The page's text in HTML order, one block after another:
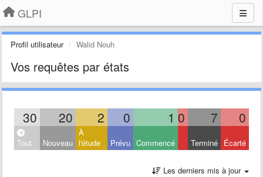
GLPI
Profil utilisateur Walid Nouh
Vos requêtes par états
30 20 2 0 1 0 7 0
Tout Nouveau
À
l'étude
Prévu Commencé Terminé Écarté
Les derniers mis à jour